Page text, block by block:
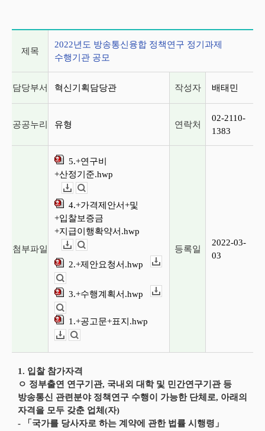
제목
2022년도 방송통신융합 정책연구 정기과제
수행기관 공모
담당부서 혁신기획담당관 작성자 배태민
공공누리 유형 연락처
02-2110-
1383
첨부파일
5.+연구비
+산정기준.hwp
4.+가격제안서+및
+입찰보증금
+지급이행확약서.hwp
2.+제안요청서.hwp
3.+수행계획서.hwp
1.+공고문+표지.hwp
등록일
2022-03-
03
1. 입찰 참가자격
ㅇ 정부출연 연구기관, 국내외 대학 및 민간연구기관 등
방송통신 관련분야 정책연구 수행이 가능한 단체로, 아래의
자격을 모두 갖춘 업체(자)
- 「국가를 당사자로 하는 계약에 관한 법률 시행령」